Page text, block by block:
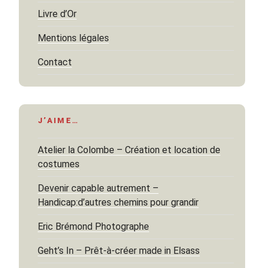
Livre d’Or
Mentions légales
Contact
J’AIME…
Atelier la Colombe – Création et location de
costumes
Devenir capable autrement –
Handicap:d’autres chemins pour grandir
Eric Brémond Photographe
Geht’s In – Prêt-à-créer made in Elsass